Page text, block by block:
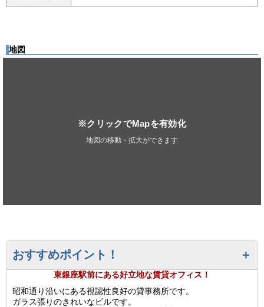
地図
※クリックでMapを有効化
地図の移動・拡大ができます
おすすめポイント！
東銀座駅前にある好立地な賃貸オフィス！
昭和通り沿いにある視認性良好の貸事務所です。
ガラス張りのきれいなビルです。